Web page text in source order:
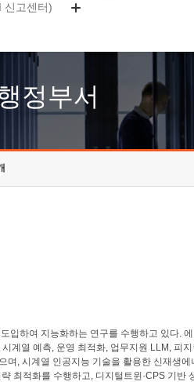
신고센터)
정부서
입하여 지능화하는 연구를 수행하고 있다.
계열 예측, 운영 최적화, 업무지원 LLM, 피
며, 시계열 인공지능 기술을 활용한 신재생
최적화를 수행하고, 디지털트윈·CPS 기